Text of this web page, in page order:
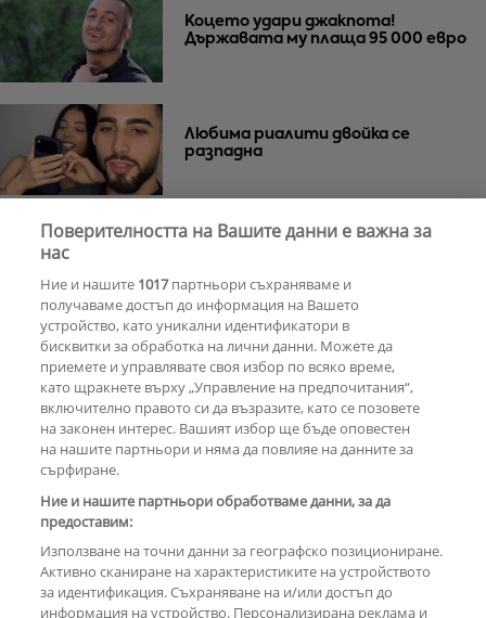
Коцето удари джакпота!
Държавата му плаща 95 000 евро
Любима риалити двойка се
разпадна
за раздялата с Дара?
РЕКЛАМА
КОМЕНТАРИ
Поверителността на Вашите данни е важна за
нас
Ние и нашите 1017партньори съхраняваме и
получаваме достъп до информация на Вашето
устройство, като уникални идентификатори в
бисквитки за обработка на лични данни. Можете да
приемете и управлявате своя избор по всяко време,
като щракнете върху „Управление на предпочитания“,
включително правото си да възразите, като се позовете
на законен интерес. Вашият избор ще бъде оповестен
на нашите партньори и няма да повлияе на данните за
сърфиране.
Ние и нашите партньори обработваме данни, за да
предоставим:
Използване на точни данни за географско позициониране.
Активно сканиране на характеристиките на устройството
за идентификация. Съхраняване на и/или достъп до
информация на устройство. Персонализирана реклама и